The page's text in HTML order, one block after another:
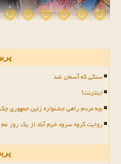
سنگی که آسمان شد
اینترنت!
بچه مردم راهی جشنواره زلین جمهوری
روایت گروه سرود خرم آباد از یک روز غم